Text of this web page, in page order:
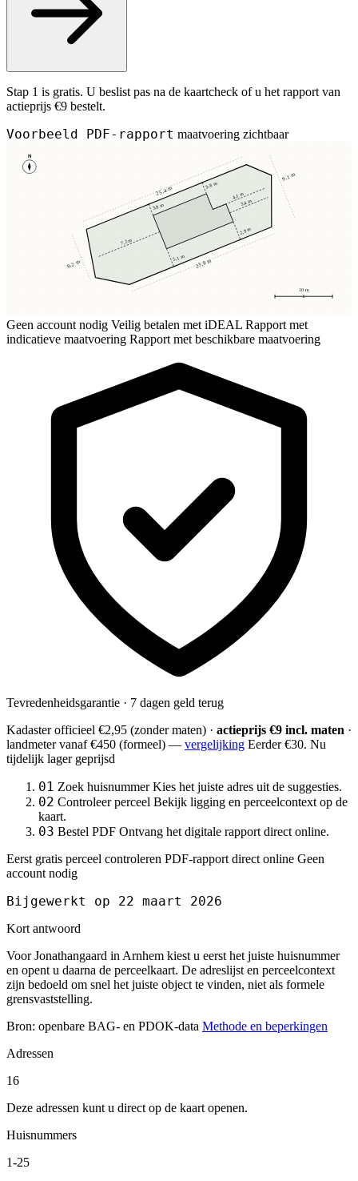
Stap 1 is gratis. U beslist pas na de kaartcheck of u het rapport van
actieprijs €9 bestelt.
Voorbeeld PDF-rapport maatvoering zichtbaar
N
10 m
3,8 m
3,8 m
5,1 m
2,9 m
7,2 m
3,4 m
4,1 m
25,4 m
23,8 m
8,2 m
9,1 m
Geen account nodig Veilig betalen met iDEAL Rapport met
indicatieve maatvoering Rapport met beschikbare maatvoering
Tevredenheidsgarantie · 7 dagen geld terug
Kadaster officieel €2,95 (zonder maten) · actieprijs €9 incl. maten ·
landmetervanaf €450 (formeel) — vergelijking Eerder €30. Nu
tijdelijk lager geprijsd
01 Zoek huisnummer Kies het juiste adres uit de suggesties.
02 Controleer perceel Bekijk ligging en perceelcontext op de
kaart.
03 Bestel PDF Ontvang het digitale rapport direct online.
Eerst gratis perceel controleren PDF-rapport direct online Geen
account nodig
Bijgewerkt op 22 maart 2026
Kort antwoord
Voor Jonathangaard in Arnhem kiest u eerst het juiste huisnummer
en opent u daarna de perceelkaart. De adreslijst en perceelcontext
zijn bedoeld om snel het juiste object te vinden, niet als formele
grensvaststelling.
Bron: openbare BAG- en PDOK-data Methode en beperkingen
Adressen
16
Deze adressen kunt u direct op de kaart openen.
Huisnummers
1-25